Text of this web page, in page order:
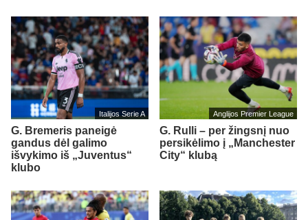
Italijos Serie A
G. Bremeris paneigė
gandus dėl galimo
išvykimo iš „Juventus“
klubo
Anglijos Premier League
G. Rulli – per žingsnį nuo
persikėlimo į „Manchester
City“ klubą